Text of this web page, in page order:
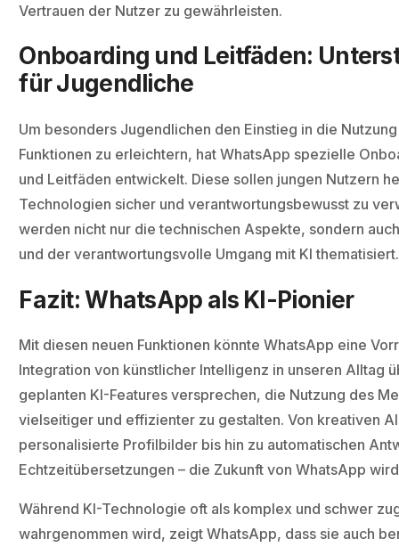
Vertrauen der Nutzer zu gewährleisten.
Onboarding und Leitfäden:
für Jugendliche
Um besonders Jugendlichen den Einstieg in die
Funktionen zu erleichtern, hat WhatsApp spezielle
und Leitfäden entwickelt. Diese sollen jungen Nutzern
Technologien sicher und verantwortungsbewusst zu
werden nicht nur die technischen Aspekte, sondern
und der verantwortungsvolle Umgang mit KI thematisiert.
Fazit: WhatsApp als KI-Pionier
Mit diesen neuen Funktionen könnte WhatsApp eine
Integration von künstlicher Intelligenz in unseren Alltag
geplanten KI-Features versprechen, die Nutzung des
vielseitiger und effizienter zu gestalten. Von kreativen
personalisierte Profilbilder bis hin zu automatischen
Echtzeitübersetzungen – die Zukunft von WhatsApp
Während KI-Technologie oft als komplex und schwer
wahrgenommen wird, zeigt WhatsApp, dass sie auch